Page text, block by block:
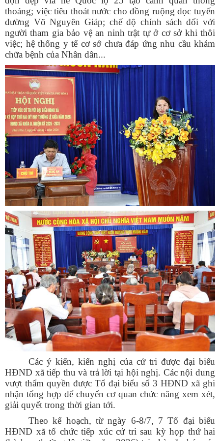
thoáng; việc tiêu thoát nước cho đồng ruộng dọc tuyến
đường Võ Nguyên Giáp; chế độ chính sách đối với
người tham gia bảo vệ an ninh trật tự ở cơ sở khi thôi
việc; hệ thống y tế cơ sở chưa đáp ứng nhu cầu khám
chữa bệnh của Nhân dân...
Các ý kiến, kiến nghị của cử tri được đại biểu
HĐND xã tiếp thu và trả lời tại hội nghị. Các nội dung
vượt thẩm quyền được Tổ đại biểu số 3 HĐND xã ghi
nhận tổng hợp để chuyển cơ quan chức năng xem xét,
giải quyết trong thời gian tới.
Theo kế hoạch, từ ngày 6-8/7, 7 Tổ đại biểu
HĐND xã tổ chức tiếp xúc cử tri sau kỳ họp thứ hai
1893/QĐ-UBND
Tên:(Quyết định số: 1893/QĐ-UBND ngày 30/7/2026 của
UBND xã Phú Hòa 1 về việc thu hồi đất hộ gia đình, cá nhân
ông (bà): Lê Văn Phương để thực hiện Dự án: Hồ Suối Cái xã
Phú Hòa 1 - đợt 31. Địa điểm: Thôn Nhất Sơn, xã Phú Hòa 1,
Ngày ban hành: (31/07/2026)